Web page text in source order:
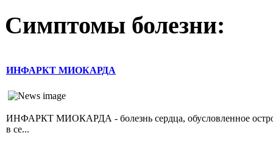
Симптомы болезни:
ИНФАРКТ МИОКАРДА
ИНФАРКТ МИОКАРДА - болезнь сердца, обусловленное острой
в се...